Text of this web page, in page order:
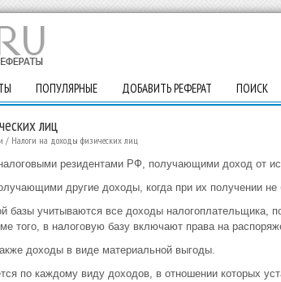
ПОПУЛЯРНЫЕ ДОБАВИТЬ РЕФЕРАТ ПОИСК
лиц
/ Налоги на доходы физических лиц
резидентами РФ, получающими доход от
другие доходы, когда при их получении не
базы учитываются все доходы налогоплательщика,
того, в налоговую базу включают права на
доходы в виде материальной выгоды.
по каждому виду доходов, в отношении которых